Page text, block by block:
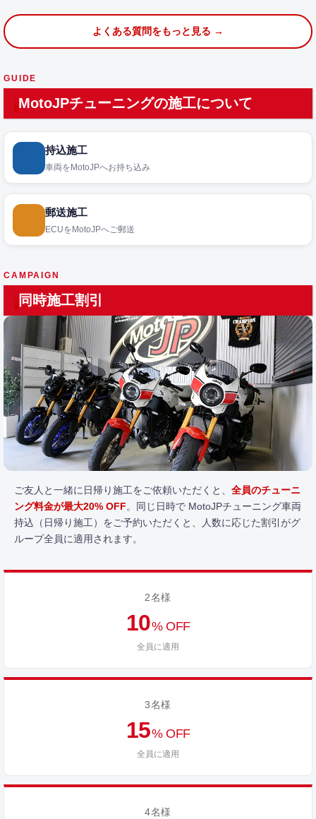
よくある質問をもっと見る →
GUIDE
MotoJPチューニングの施工について
持込施工
車両をMotoJPへお持ち込み
郵送施工
ECUをMotoJPへご郵送
CAMPAIGN
同時施工割引
ご友人と一緒に日帰り施工をご依頼いただくと、 全員のチューニ
ング料金が最大20% OFF。同じ日時で MotoJPチューニング車両
持込（日帰り施工）をご予約いただくと、人数に応じた割引がグ
ループ全員に適用されます。
2名様
10% OFF
全員に適用
3名様
15% OFF
全員に適用
4名様